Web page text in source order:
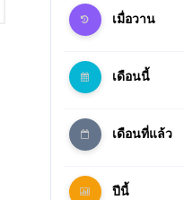
เมื่อวาน
เดือนนี้
เดือนที่แล้ว
ปีนี้